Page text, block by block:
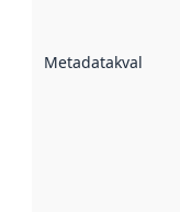
Metadatakvalitet